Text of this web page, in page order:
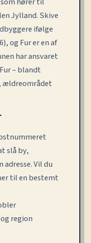
Jylland. Skive
ifølge
og Fur er en af
har ansvaret
– blandt
ældreområdet
slå by,
Vil du
til en bestemt
region